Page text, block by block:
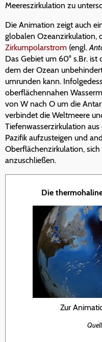
Meereszirkulation zu
Die Animation zeigt auch
globalen Ozeanzirkulation,
Zirkumpolarstrom (engl.
Das Gebiet um 60° s.Br. ist
dem der Ozean
umrunden kann.
oberflächennahen
von W nach O um die
verbindet die Weltmeere
Tiefenwasserzirkulation
Pazifik aufzusteigen und
Oberflächenzirkulation,
anzuschließen.
Die
Zur